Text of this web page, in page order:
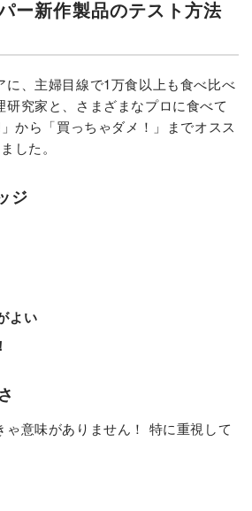
ー新作製品のテスト方法
に、主婦目線で1万食以上も食べ比べ
究家と、さまざまなプロに食べて
から「買っちゃダメ！」までオスス
した。
ジ
よい
ゃ意味がありません！ 特に重視して